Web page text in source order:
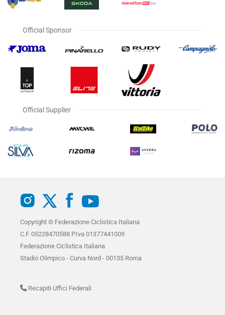
Official Sponsor
Official Supplier
Copyright © Federazione Ciclistica Italiana
C.F. 05228470588 P.Iva 01377441009
Federazione Ciclistica Italiana
Stadio Olimpico - Curva Nord - 00135 Roma
Recapiti Uffici Federali